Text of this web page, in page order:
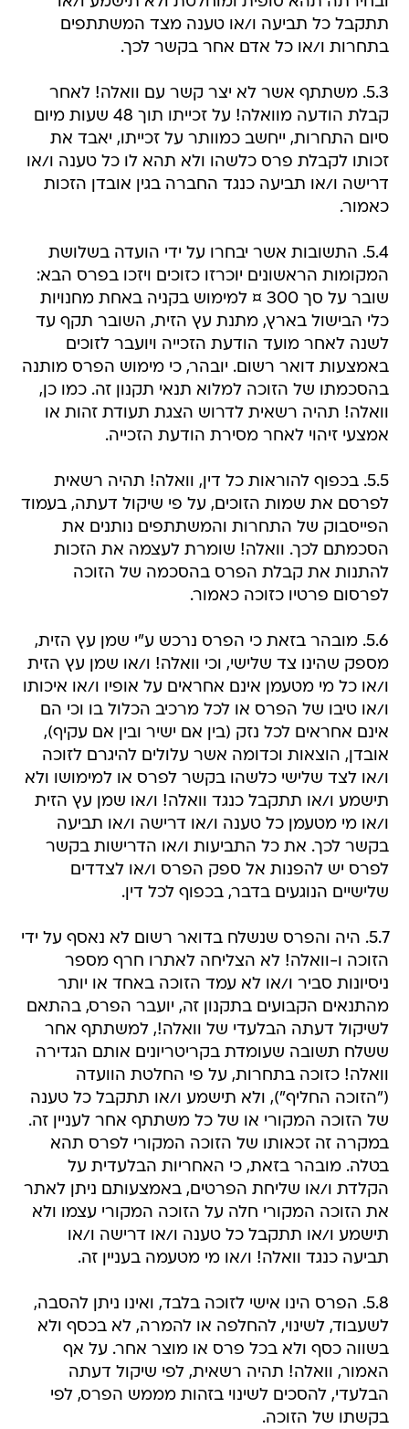
תתקבל כל תביעה ו/או טענה מצד המשתתפים
בתחרות ו/או כל אדם אחר בקשר לכך.
5.3. משתתף אשר לא יצר קשר עם וואלה! לאחר
קבלת הודעה מוואלה! על זכייתו תוך 48 שעות מיום
סיום התחרות, ייחשב כמוותר על זכייתו, יאבד את
זכותו לקבלת פרס כלשהו ולא תהא לו כל טענה ו/או
דרישה ו/או תביעה כנגד החברה בגין אובדן הזכות
כאמור.
5.4. התשובות אשר יבחרו על ידי הועדה בשלושת
המקומות הראשונים יוכרזו כזוכים ויזכו בפרס הבא:
שובר על סך 300 ¤ למימוש בקניה באחת מחנויות
כלי הבישול בארץ, מתנת עץ הזית, השובר תקף עד
לשנה לאחר מועד הודעת הזכייה ויועבר לזוכים
באמצעות דואר רשום. יובהר, כי מימוש הפרס מותנה
בהסכמתו של הזוכה למלוא תנאי תקנון זה. כמו כן,
וואלה! תהיה רשאית לדרוש הצגת תעודת זהות או
אמצעי זיהוי לאחר מסירת הודעת הזכייה.
5.5. בכפוף להוראות כל דין, וואלה! תהיה רשאית
לפרסם את שמות הזוכים, על פי שיקול דעתה, בעמוד
הפייסבוק של התחרות והמשתתפים נותנים את
הסכמתם לכך. וואלה! שומרת לעצמה את הזכות
להתנות את קבלת הפרס בהסכמה של הזוכה
לפרסום פרטיו כזוכה כאמור.
5.6. מובהר בזאת כי הפרס נרכש ע"י שמן עץ הזית,
מספק שהינו צד שלישי, וכי וואלה! ו/או שמן עץ הזית
ו/או כל מי מטעמן אינם אחראים על אופיו ו/או איכותו
ו/או טיבו של הפרס או לכל מרכיב הכלול בו וכי הם
אינם אחראים לכל נזק (בין אם ישיר ובין אם עקיף),
אובדן, הוצאות וכדומה אשר עלולים להיגרם לזוכה
ו/או לצד שלישי כלשהו בקשר לפרס או למימושו ולא
תישמע ו/או תתקבל כנגד וואלה! ו/או שמן עץ הזית
ו/או מי מטעמן כל טענה ו/או דרישה ו/או תביעה
בקשר לכך. את כל התביעות ו/או הדרישות בקשר
לפרס יש להפנות אל ספק הפרס ו/או לצדדים
שלישיים הנוגעים בדבר, בכפוף לכל דין.
5.7. היה והפרס שנשלח בדואר רשום לא נאסף על ידי
הזוכה ו-וואלה! לא הצליחה לאתרו חרף מספר
ניסיונות סביר ו/או לא עמד הזוכה באחד או יותר
מהתנאים הקבועים בתקנון זה, יועבר הפרס, בהתאם
לשיקול דעתה הבלעדי של וואלה!, למשתתף אחר
ששלח תשובה שעומדת בקריטריונים אותם הגדירה
וואלה! כזוכה בתחרות, על פי החלטת הוועדה
("הזוכה החליף"), ולא תישמע ו/או תתקבל כל טענה
של הזוכה המקורי או של כל משתתף אחר לעניין זה.
במקרה זה זכאותו של הזוכה המקורי לפרס תהא
בטלה. מובהר בזאת, כי האחריות הבלעדית על
הקלדת ו/או שליחת הפרטים, באמצעותם ניתן לאתר
את הזוכה המקורי חלה על הזוכה המקורי עצמו ולא
תישמע ו/או תתקבל כל טענה ו/או דרישה ו/או
תביעה כנגד וואלה! ו/או מי מטעמה בעניין זה.
5.8. הפרס הינו אישי לזוכה בלבד, ואינו ניתן להסבה,
לשעבוד, לשינוי, להחלפה או להמרה, לא בכסף ולא
בשווה כסף ולא בכל פרס או מוצר אחר. על אף
האמור, וואלה! תהיה רשאית, לפי שיקול דעתה
הבלעדי, להסכים לשינוי בזהות מממש הפרס, לפי
בקשתו של הזוכה.